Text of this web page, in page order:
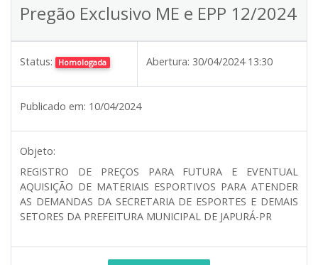
Pregão Exclusivo ME e EPP 12/2024
Status: Homologada Abertura: 30/04/2024 13:30
Publicado em: 10/04/2024
Objeto:
REGISTRO DE PREÇOS PARA FUTURA E EVENTUAL
AQUISIÇÃO DE MATERIAIS ESPORTIVOS PARA ATENDER
AS DEMANDAS DA SECRETARIA DE ESPORTES E DEMAIS
SETORES DA PREFEITURA MUNICIPAL DE JAPURÁ-PR